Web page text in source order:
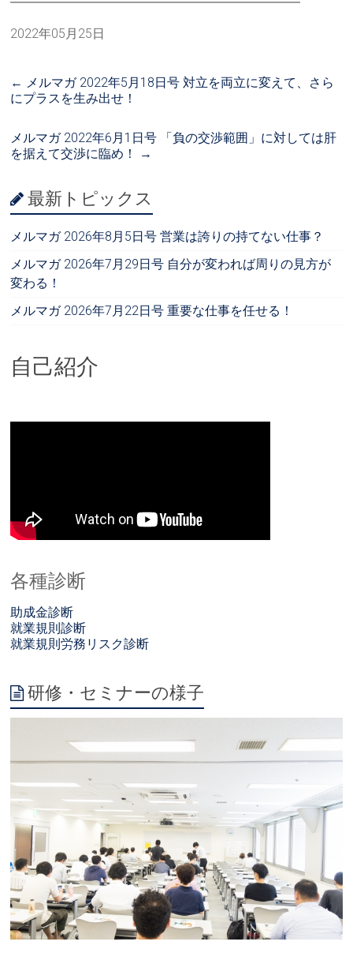
2022年05月25日
← メルマガ 2022年5月18日号 対立を両立に変えて、さら
にプラスを生み出せ！
メルマガ 2022年6月1日号 「負の交渉範囲」に対しては肝
を据えて交渉に臨め！
→
最新トピックス
メルマガ 2026年8月5日号 営業は誇りの持てない仕事？
メルマガ 2026年7月29日号 自分が変われば周りの見方が
変わる！
メルマガ 2026年7月22日号 重要な仕事を任せる！
自己紹介
各種診断
助成金診断
就業規則診断
就業規則労務リスク診断
研修・セミナーの様子